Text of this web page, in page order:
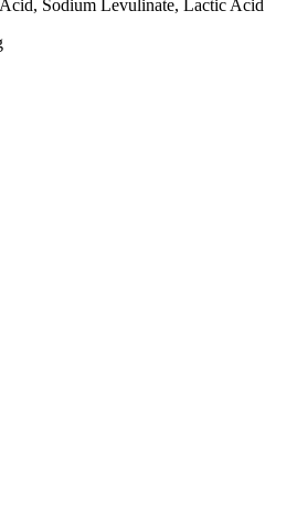
Sodium Levulinate, Lactic Acid